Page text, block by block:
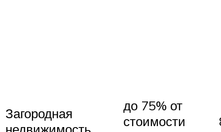
Загородная
до 75% от
стоимости